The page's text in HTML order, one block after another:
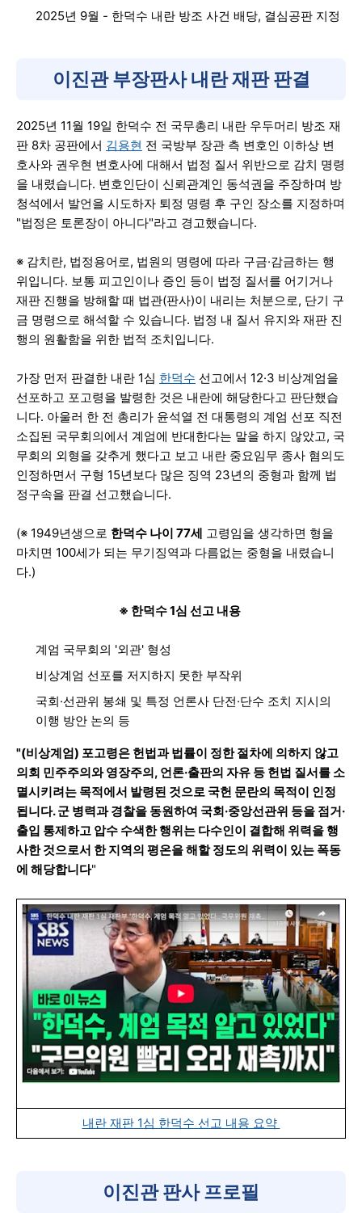
2025년 9월 - 한덕수 내란 방조 사건 배당, 결심공판 지정
이진관 부장판사 내란 재판 판결
2025년 11월 19일 한덕수 전 국무총리 내란 우두머리 방조 재
판 8차 공판에서 김용현 전 국방부 장관 측 변호인 이하상 변
호사와 권우현 변호사에 대해서 법정 질서 위반으로 감치 명령
을 내렸습니다. 변호인단이 신뢰관계인 동석권을 주장하며 방
청석에서 발언을 시도하자 퇴정 명령 후 구인 장소를 지정하며
"법정은 토론장이 아니다"라고 경고했습니다.
※ 감치란, 법정용어로, 법원의 명령에 따라 구금·감금하는 행
위입니다. 보통 피고인이나 증인 등이 법정 질서를 어기거나
재판 진행을 방해할 때 법관(판사)이 내리는 처분으로, 단기 구
금 명령으로 해석할 수 있습니다. 법정 내 질서 유지와 재판 진
행의 원활함을 위한 법적 조치입니다.
가장 먼저 판결한 내란 1심 한덕수 선고에서 12·3 비상계엄을
선포하고 포고령을 발령한 것은 내란에 해당한다고 판단했습
니다. 아울러 한 전 총리가 윤석열 전 대통령의 계엄 선포 직전
소집된 국무회의에서 계엄에 반대한다는 말을 하지 않았고, 국
무회의 외형을 갖추게 했다고 보고 내란 중요임무 종사 혐의도
인정하면서 구형 15년보다 많은 징역 23년의 중형과 함께 법
정구속을 판결 선고했습니다.
(※ 1949년생으로 한덕수 나이 77세 고령임을 생각하면 형을
마치면 100세가 되는 무기징역과 다름없는 중형을 내렸습니
다.)
※ 한덕수 1심 선고 내용
계엄 국무회의 '외관' 형성
비상계엄 선포를 저지하지 못한 부작위
국회·선관위 봉쇄 및 특정 언론사 단전·단수 조치 지시의
이행 방안 논의 등
"(비상계엄) 포고령은 헌법과 법률이 정한 절차에 의하지 않고
의회 민주주의와 영장주의, 언론·출판의 자유 등 헌법 질서를 소
멸시키려는 목적에서 발령된 것으로 국헌 문란의 목적이 인정
됩니다. 군 병력과 경찰을 동원하여 국회·중앙선관위 등을 점거·
출입 통제하고 압수 수색한 행위는 다수인이 결합해 위력을 행
사한 것으로서 한 지역의 평온을 해할 정도의 위력이 있는 폭동
에 해당합니다"
내란 재판 1심 한덕수 선고 내용 요약
이진관 판사 프로필